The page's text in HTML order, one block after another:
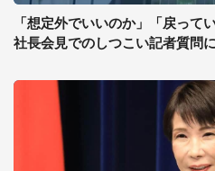
「想定外でいいのか」「戻って
社長会見でのしつこい記者質問